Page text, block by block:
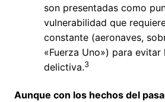
son presentadas como
vulnerabilidad que
constante (aeronaves,
«Fuerza Uno») para
delictiva.3
Aunque con los hechos del